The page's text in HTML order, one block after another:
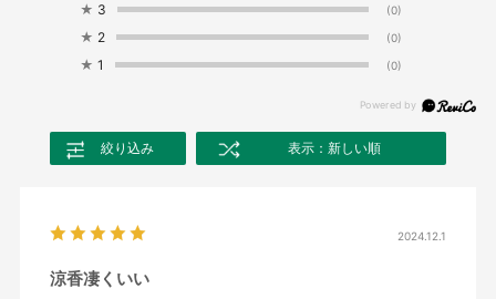
★ 3 (0)
★ 2 (0)
★ 1 (0)
絞り込み 表示：新しい順
2024.12.1
涼香凄くいい